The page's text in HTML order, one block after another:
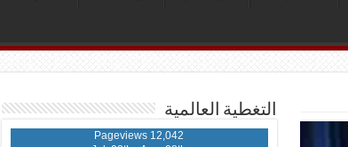
التغطية العالمية
12,042 Pageviews